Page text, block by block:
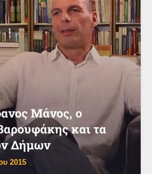
Μάνος, ο
και τα
Δήμων
2015